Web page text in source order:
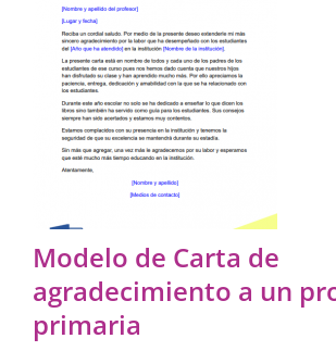
Modelo de Carta de
agradecimiento a un
primaria